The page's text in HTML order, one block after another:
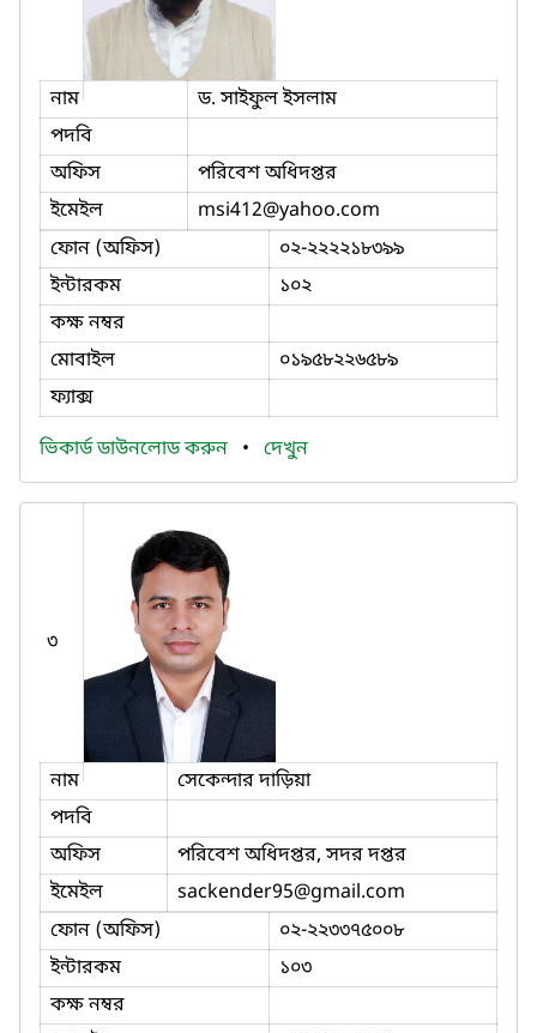
নাম
ড. সাইফুল ইসলাম
পদবি
অফিস
পরিবেশ অধিদপ্তর
ইমেইল
msi412@yahoo.com
ফোন (অফিস)
০২-২২২২১৮৩৯৯
ইন্টারকম
১০২
কক্ষ নম্বর
মোবাইল
০১৯৫৮২২৬৫৮৯
ফ্যাক্স
ভিকার্ড ডাউনলোড করুন • দেখুন
৩
নাম
সেকেন্দার দাড়িয়া
পদবি
অফিস
পরিবেশ অধিদপ্তর, সদর দপ্তর
ইমেইল
sackender95@gmail.com
ফোন (অফিস)
০২-২২৩৩৭৫০০৮
ইন্টারকম
১০৩
কক্ষ নম্বর